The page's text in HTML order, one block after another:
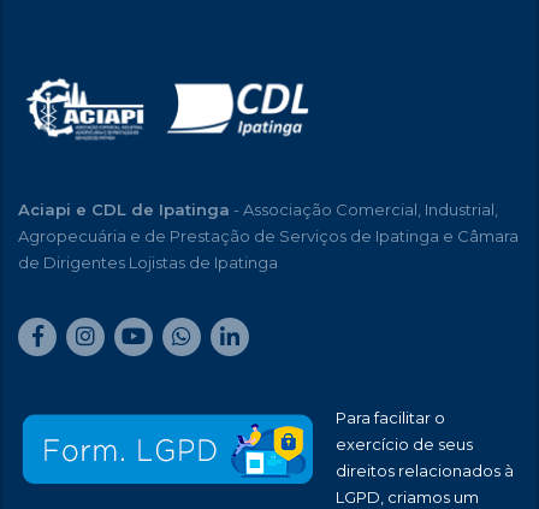
Aciapi e CDL de Ipatinga - Associação Comercial, Industrial,
Agropecuária e de Prestação de Serviços de Ipatinga e Câmara
de Dirigentes Lojistas de Ipatinga
Para facilitar o
exercício de seus
direitos relacionados à
LGPD, criamos um